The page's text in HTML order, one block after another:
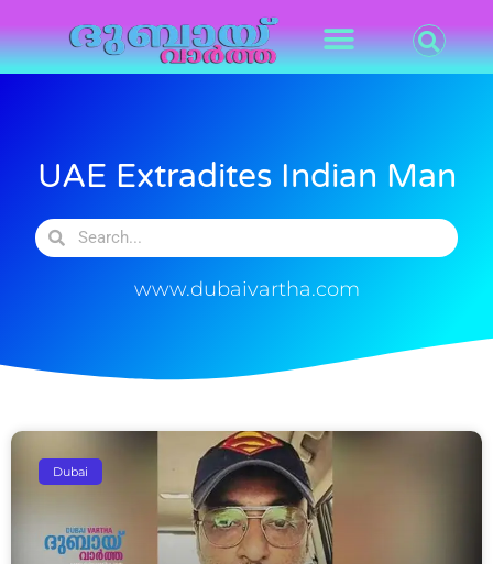
UAE Extradites Indian Man
www.dubaivartha.com
Dubai